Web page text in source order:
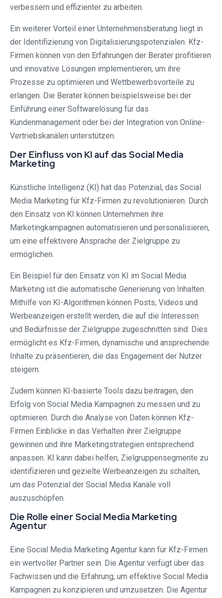
verbessern und effizienter zu arbeiten.
Ein weiterer Vorteil einer Unternehmensberatung liegt in
der Identifizierung von Digitalisierungspotenzialen. Kfz-
Firmen können von den Erfahrungen der Berater profitieren
und innovative Lösungen implementieren, um ihre
Prozesse zu optimieren und Wettbewerbsvorteile zu
erlangen. Die Berater können beispielsweise bei der
Einführung einer Softwarelösung für das
Kundenmanagement oder bei der Integration von Online-
Vertriebskanälen unterstützen.
Der Einfluss von KI auf das Social Media
Marketing
Künstliche Intelligenz (KI) hat das Potenzial, das Social
Media Marketing für Kfz-Firmen zu revolutionieren. Durch
den Einsatz von KI können Unternehmen ihre
Marketingkampagnen automatisieren und personalisieren,
um eine effektivere Ansprache der Zielgruppe zu
ermöglichen.
Ein Beispiel für den Einsatz von KI im Social Media
Marketing ist die automatische Generierung von Inhalten.
Mithilfe von KI-Algorithmen können Posts, Videos und
Werbeanzeigen erstellt werden, die auf die Interessen
und Bedürfnisse der Zielgruppe zugeschnitten sind. Dies
ermöglicht es Kfz-Firmen, dynamische und ansprechende
Inhalte zu präsentieren, die das Engagement der Nutzer
steigern.
Zudem können KI-basierte Tools dazu beitragen, den
Erfolg von Social Media Kampagnen zu messen und zu
optimieren. Durch die Analyse von Daten können Kfz-
Firmen Einblicke in das Verhalten ihrer Zielgruppe
gewinnen und ihre Marketingstrategien entsprechend
anpassen. KI kann dabei helfen, Zielgruppensegmente zu
identifizieren und gezielte Werbeanzeigen zu schalten,
um das Potenzial der Social Media Kanäle voll
auszuschöpfen.
Die Rolle einer Social Media Marketing
Agentur
Eine Social Media Marketing Agentur kann für Kfz-Firmen
ein wertvoller Partner sein. Die Agentur verfügt über das
Fachwissen und die Erfahrung, um effektive Social Media
Kampagnen zu konzipieren und umzusetzen. Die Agentur